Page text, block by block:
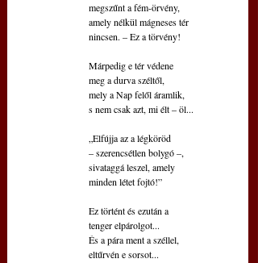
megszűnt a fém-örvény,
amely nélkül mágneses tér
nincsen. – Ez a törvény!
Márpedig e tér védene
meg a durva széltől,
mely a Nap felől áramlik,
s nem csak azt, mi élt – öl...
„Elfújja az a légköröd
– szerencsétlen bolygó –,
sivataggá leszel, amely
minden létet fojtó!”
Ez történt és ezután a
tenger elpárolgot...
És a pára ment a széllel,
eltűrvén e sorsot...